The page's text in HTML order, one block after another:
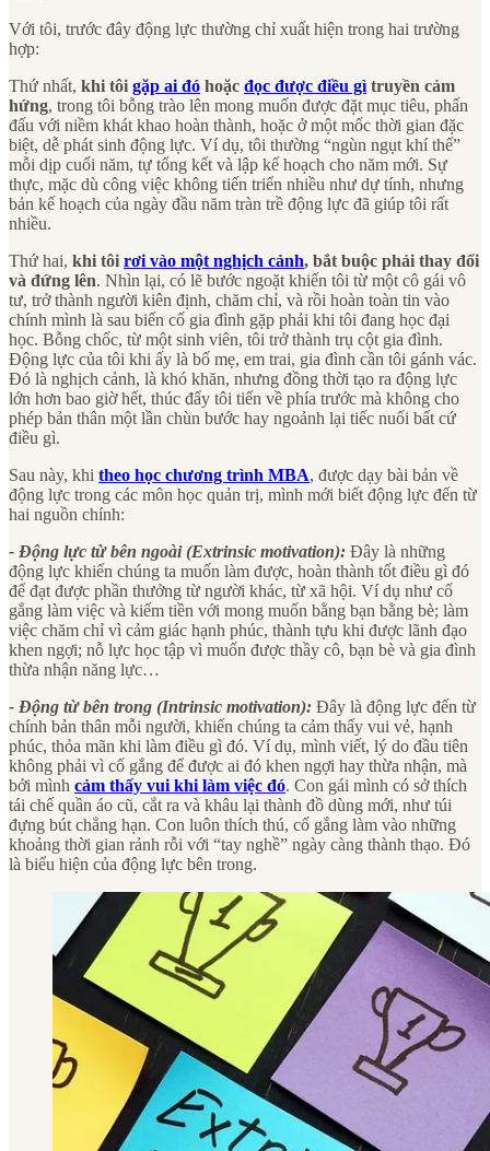
Với tôi, trước đây động lực thường chỉ xuất hiện trong hai trường
hợp:
Thứ nhất, khi tôi gặp ai đó hoặc đọc được điều gì truyền cảm
hứng, trong tôi bỗng trào lên mong muốn được đặt mục tiêu, phấn
đấu với niềm khát khao hoàn thành, hoặc ở một mốc thời gian đặc
biệt, dễ phát sinh động lực. Ví dụ, tôi thường “ngùn ngụt khí thế”
mỗi dịp cuối năm, tự tổng kết và lập kế hoạch cho năm mới. Sự
thực, mặc dù công việc không tiến triển nhiều như dự tính, nhưng
bản kế hoạch của ngày đầu năm tràn trề động lực đã giúp tôi rất
nhiều.
Thứ hai, khi tôi rơi vào một nghịch cảnh, bắt buộc phải thay đổi
và đứng lên. Nhìn lại, có lẽ bước ngoặt khiến tôi từ một cô gái vô
tư, trở thành người kiên định, chăm chỉ, và rồi hoàn toàn tin vào
chính mình là sau biến cố gia đình gặp phải khi tôi đang học đại
học. Bỗng chốc, từ một sinh viên, tôi trở thành trụ cột gia đình.
Động lực của tôi khi ấy là bố mẹ, em trai, gia đình cần tôi gánh vác.
Đó là nghịch cảnh, là khó khăn, nhưng đồng thời tạo ra động lực
lớn hơn bao giờ hết, thúc đẩy tôi tiến về phía trước mà không cho
phép bản thân một lần chùn bước hay ngoảnh lại tiếc nuối bất cứ
điều gì.
Sau này, khi theo học chương trình MBA, được dạy bài bản về
động lực trong các môn học quản trị, mình mới biết động lực đến từ
hai nguồn chính:
- Động lực từ bên ngoài (Extrinsic motivation): Đây là những
động lực khiến chúng ta muốn làm được, hoàn thành tốt điều gì đó
để đạt được phần thưởng từ người khác, từ xã hội. Ví dụ như cố
gắng làm việc và kiếm tiền với mong muốn bằng bạn bằng bè; làm
việc chăm chỉ vì cảm giác hạnh phúc, thành tựu khi được lãnh đạo
khen ngợi; nỗ lực học tập vì muốn được thầy cô, bạn bè và gia đình
thừa nhận năng lực…
- Động từ bên trong (Intrinsic motivation): Đây là động lực đến từ
chính bản thân mỗi người, khiến chúng ta cảm thấy vui vẻ, hạnh
phúc, thỏa mãn khi làm điều gì đó. Ví dụ, mình viết, lý do đầu tiên
không phải vì cố gắng để được ai đó khen ngợi hay thừa nhận, mà
bởi mình cảm thấy vui khi làm việc đó. Con gái mình có sở thích
tái chế quần áo cũ, cắt ra và khâu lại thành đồ dùng mới, như túi
đựng bút chẳng hạn. Con luôn thích thú, cố gắng làm vào những
khoảng thời gian rảnh rỗi với “tay nghề” ngày càng thành thạo. Đó
là biểu hiện của động lực bên trong.